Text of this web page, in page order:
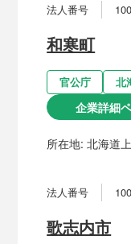
法人番号
和寒町
官公庁 北
企業詳細
所在地:北海道
法人番号
歌志内市